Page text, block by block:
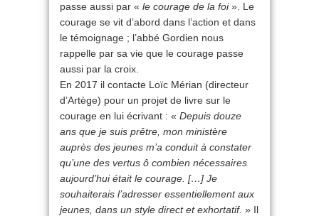
passe aussi par « le courage de la foi». Le
courage se vit d’abord dans l’action et dans
le témoignage ; l’abbé Gordien nous
rappelle par sa vie que le courage passe
aussi par la croix.
En 2017 il contacte Loïc Mérian (directeur
d’Artège) pour un projet de livre sur le
courage en lui écrivant : « Depuis douze
ans que je suis prêtre, mon ministère
auprès des jeunes m’a conduit à constater
qu’une des vertus ô combien nécessaires
aujourd’hui était le courage. […] Je
souhaiterais l’adresser essentiellement aux
jeunes, dans un style direct et exhortatif. » Il